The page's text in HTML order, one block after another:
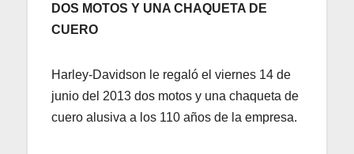
DOS MOTOS Y UNA CHAQUETA DE
CUERO
Harley-Davidson le regaló el viernes 14 de
junio del 2013 dos motos y una chaqueta de
cuero alusiva a los 110 años de la empresa.